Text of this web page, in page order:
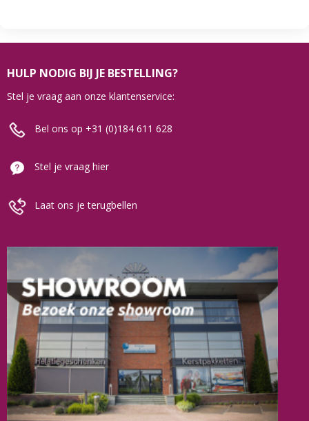
HULP NODIG BIJ JE BESTELLING?
Stel je vraag aan onze klantenservice:
Bel ons op +31 (0)184 611 628
Stel je vraag hier
Laat ons je terugbellen